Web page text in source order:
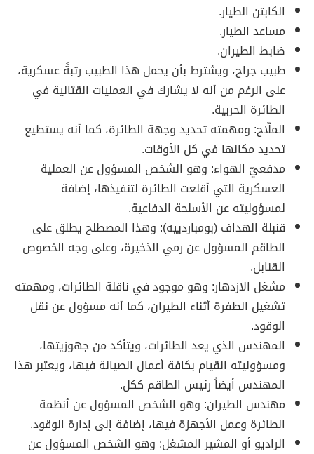
الكابتن الطيار.
مساعد الطيار.
ضابط الطيران.
طبيب جراح، ويشترط بأن يحمل هذا الطبيب رتبةً عسكرية،
على الرغم من أنه لا يشارك في العمليات القتالية في
الطائرة الحربية.
الملّاح: ومهمته تحديد وجهة الطائرة، كما أنه يستطيع
تحديد مكانها في كل الأوقات.
مدفعيّ الهواء: وهو الشخص المسؤول عن العملية
العسكرية التي أقلعت الطائرة لتنفيذها، إضافة
لمسؤوليته عن الأسلحة الدفاعية.
قنبلة الهداف (بومباردييه): وهذا المصطلح يطلق على
الطاقم المسؤول عن رمي الذخيرة، وعلى وجه الخصوص
القنابل.
مشغل الازدهار: وهو موجود في ناقلة الطائرات، ومهمته
تشغيل الطفرة أثناء الطيران، كما أنه مسؤول عن نقل
الوقود.
المهندس الذي يعد الطائرات، ويتأكد من جهوزيتها،
ومسؤوليته القيام بكافة أعمال الصيانة فيها، ويعتبر هذا
المهندس أيضاً رئيس الطاقم ككل.
مهندس الطيران: وهو الشخص المسؤول عن أنظمة
الطائرة وعمل الأجهزة فيها، إضافة إلى إدارة الوقود.
الراديو أو المشير المشغل: وهو الشخص المسؤول عن